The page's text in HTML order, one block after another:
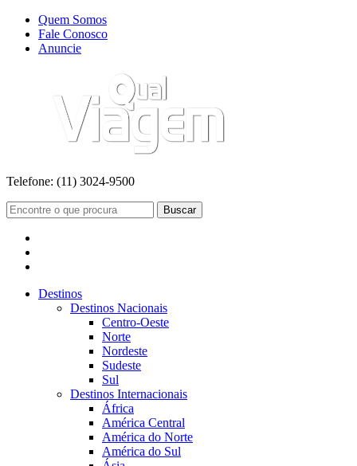
Quem Somos
Fale Conosco
Anuncie
Telefone: (11) 3024-9500
Buscar
Destinos
Destinos Nacionais
Centro-Oeste
Norte
Nordeste
Sudeste
Sul
Destinos Internacionais
África
América Central
América do Norte
América do Sul